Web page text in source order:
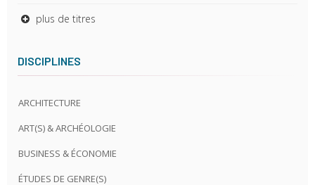
plus de titres
DISCIPLINES
ARCHITECTURE
ART(S) & ARCHÉOLOGIE
BUSINESS & ÉCONOMIE
ÉTUDES DE GENRE(S)